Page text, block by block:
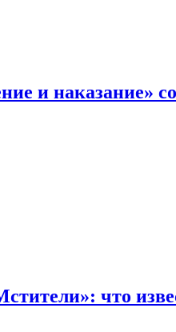
и наказание»
что